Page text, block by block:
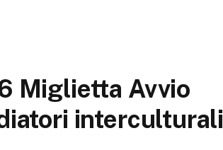
Miglietta Avvio
interculturali